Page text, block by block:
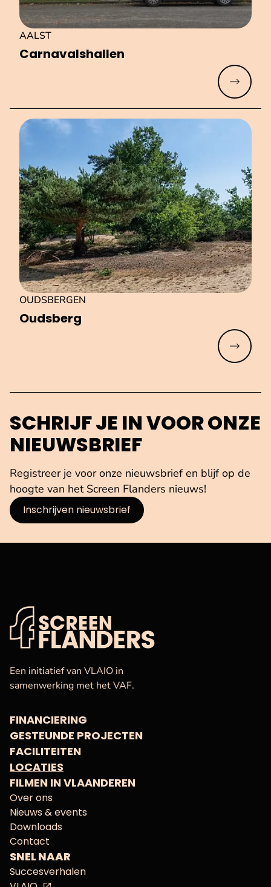
Car­na­vals­hal­len
AALST
Meer
Oudsberg
OUDSBERGEN
Meer
SCHRIJF JE IN VOOR ONZE
NIEUWSBRIEF
Registreer je voor onze nieuwsbrief en blijf op de
hoogte van het Screen Flanders nieuws!
Inschrijven nieuwsbrief
VAF
Een initiatief van VLAIO in
samenwerking met het VAF.
FINANCIERING
GESTEUNDE PROJECTEN
FACILITEITEN
LOCATIES
FILMEN IN VLAANDEREN
Over ons
Nieuws & events
Downloads
Contact
SNEL NAAR
Succesverhalen